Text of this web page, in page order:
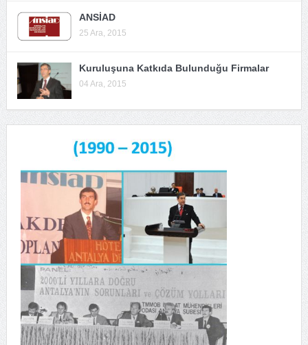
ANSİAD
25 Ara, 2015
Kuruluşuna Katkıda Bulunduğu Firmalar
04 Ara, 2015